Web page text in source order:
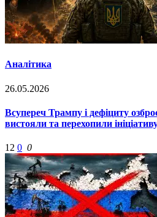
Аналітика
26.05.2026
Всупереч Трампу і дефіциту
вистояли та перехопили
12 0 0